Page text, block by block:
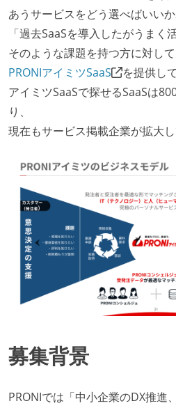
あうサービスをどう選べばいいか
「過去SaaSを導入したがうまく
そのような課題を持つ方に対し
PRONIアイミツSaaS
を提供し
アイミツSaaSで探せるSaaSは
り、
現在もサービス掲載企業が拡大し
募集背景
PRONIでは「中小企業のDX推進